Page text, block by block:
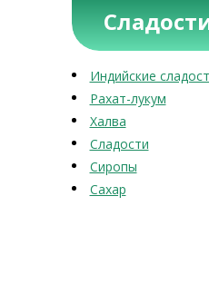
Индийские
Рахат-лукум
Халва
Сладости
Сиропы
Сахар